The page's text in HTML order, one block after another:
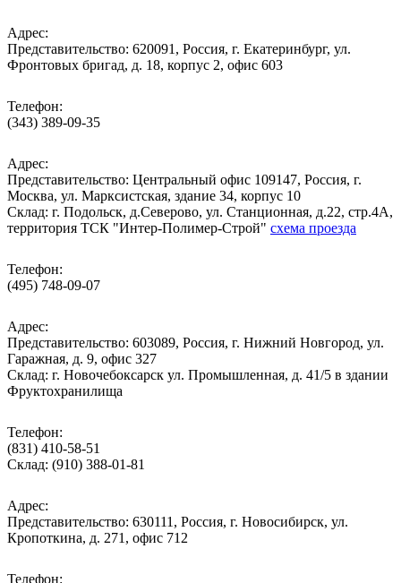
Адрес:
Представительство: 620091, Россия, г. Екатеринбург, ул.
Фронтовых бригад, д. 18, корпус 2, офис 603
Телефон:
(343) 389-09-35
Адрес:
Представительство: Центральный офис 109147, Россия, г.
Москва, ул. Марксистская, здание 34, корпус 10
Cклад: г. Подольск, д.Северово, ул. Станционная, д.22, стр.4А,
территория ТСК "Интер-Полимер-Строй" схема проезда
Телефон:
(495) 748-09-07
Адрес:
Представительство: 603089, Россия, г. Нижний Новгород, ул.
Гаражная, д. 9, офис 327
Склад: г. Новочебоксарск ул. Промышленная, д. 41/5 в здании
Фруктохранилища
Телефон:
(831) 410-58-51
Склад: (910) 388-01-81
Адрес:
Представительство: 630111, Россия, г. Новосибирск, ул.
Кропоткина, д. 271, офис 712
Телефон: